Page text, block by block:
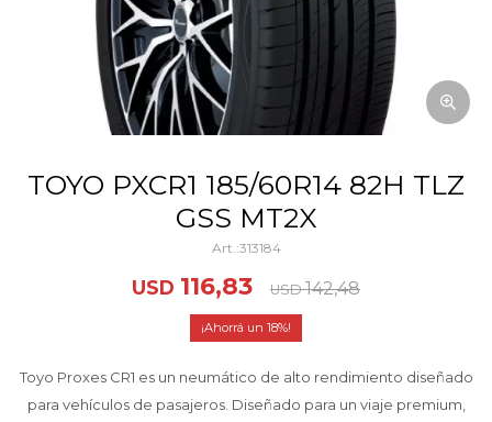
TOYO PXCR1 185/60R14 82H TLZ
GSS MT2X
313184
USD 116,83 USD 142,48
18
Toyo Proxes CR1 es un neumático de alto rendimiento diseñado
para vehículos de pasajeros. Diseñado para un viaje premium,